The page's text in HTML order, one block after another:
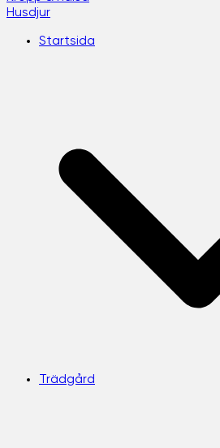
Husdjur
Startsida
Trädgård